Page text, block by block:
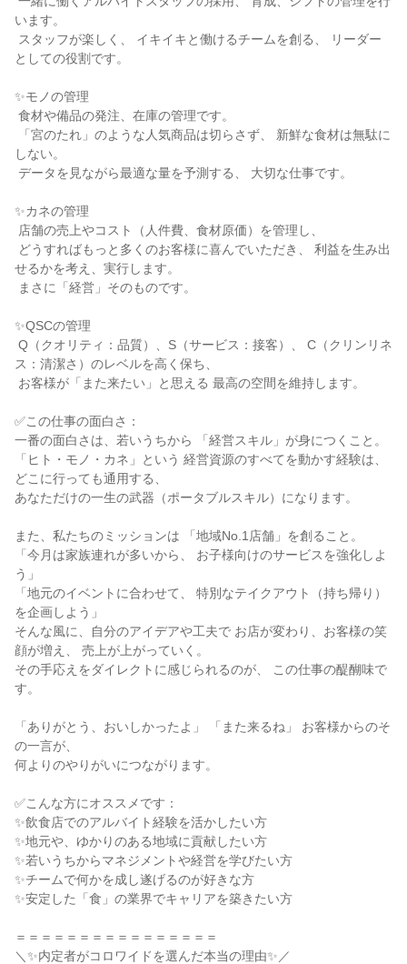
います。
としての役割です。
✨モノの管理
しない。
✨カネの管理
せるかを考え、実行します。
✨QSCの管理
ス：清潔さ）のレベルを高く保ち、
✅この仕事の面白さ：
一番の面白さは、若いうちから 「経営スキル」が身につくこと。
「ヒト・モノ・カネ」という 経営資源のすべてを動かす経験は、
どこに行っても通用する、
あなただけの一生の武器（ポータブルスキル）になります。
また、私たちのミッションは 「地域No.1店舗」を創ること。
「今月は家族連れが多いから、 お子様向けのサービスを強化しよ
う」
「地元のイベントに合わせて、 特別なテイクアウト（持ち帰り）
を企画しよう」
そんな風に、自分のアイデアや工夫で お店が変わり、お客様の笑
顔が増え、 売上が上がっていく。
その手応えをダイレクトに感じられるのが、 この仕事の醍醐味で
す。
「ありがとう、おいしかったよ」 「また来るね」 お客様からのそ
の一言が、
何よりのやりがいにつながります。
✅こんな方にオススメです：
✨飲食店でのアルバイト経験を活かしたい方
✨地元や、ゆかりのある地域に貢献したい方
✨若いうちからマネジメントや経営を学びたい方
✨チームで何かを成し遂げるのが好きな方
✨安定した「食」の業界でキャリアを築きたい方
＝＝＝＝＝＝＝＝＝＝＝＝＝＝＝＝
＼✨内定者がコロワイドを選んだ本当の理由✨／